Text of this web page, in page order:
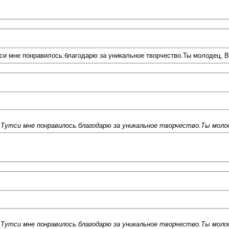
мне понравилось.благодарю за уникальное творчество.Ты молодец,
мне понравилось.благодарю за уникальное творчество.Ты
мне понравилось.благодарю за уникальное творчество.Ты